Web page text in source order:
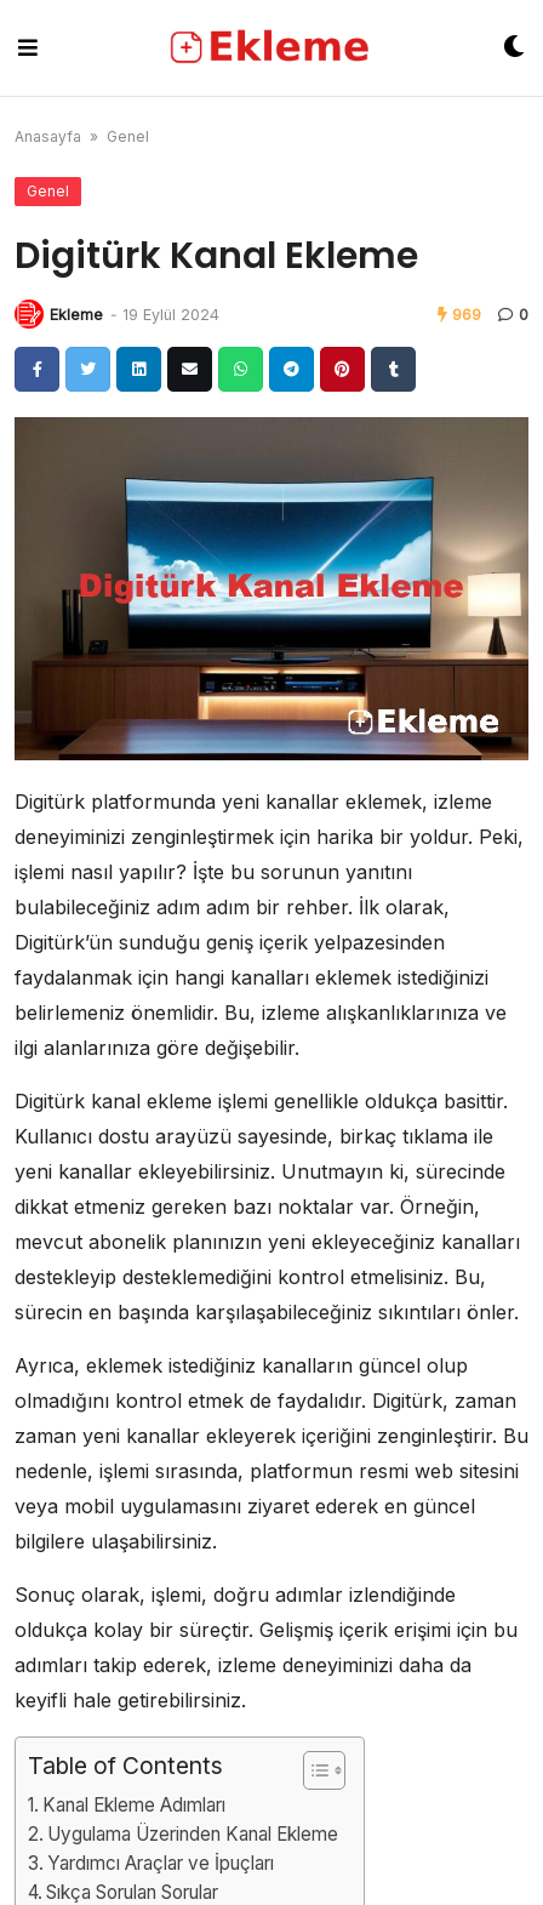
content
Anasayfa » Genel
Genel
Digitürk Kanal Ekleme
Ekleme - 19 Eylül 2024 969 0
Digitürk platformunda yeni kanallar eklemek, izleme
deneyiminizi zenginleştirmek için harika bir yoldur. Peki,
işlemi nasıl yapılır? İşte bu sorunun yanıtını
bulabileceğiniz adım adım bir rehber. İlk olarak,
Digitürk’ün sunduğu geniş içerik yelpazesinden
faydalanmak için hangi kanalları eklemek istediğinizi
belirlemeniz önemlidir. Bu, izleme alışkanlıklarınıza ve
ilgi alanlarınıza göre değişebilir.
Digitürk kanal ekleme işlemi genellikle oldukça basittir.
Kullanıcı dostu arayüzü sayesinde, birkaç tıklama ile
yeni kanallar ekleyebilirsiniz. Unutmayın ki, sürecinde
dikkat etmeniz gereken bazı noktalar var. Örneğin,
mevcut abonelik planınızın yeni ekleyeceğiniz kanalları
destekleyip desteklemediğini kontrol etmelisiniz. Bu,
sürecin en başında karşılaşabileceğiniz sıkıntıları önler.
Ayrıca, eklemek istediğiniz kanalların güncel olup
olmadığını kontrol etmek de faydalıdır. Digitürk, zaman
zaman yeni kanallar ekleyerek içeriğini zenginleştirir. Bu
nedenle, işlemi sırasında, platformun resmi web sitesini
veya mobil uygulamasını ziyaret ederek en güncel
bilgilere ulaşabilirsiniz.
Sonuç olarak, işlemi, doğru adımlar izlendiğinde
oldukça kolay bir süreçtir. Gelişmiş içerik erişimi için bu
adımları takip ederek, izleme deneyiminizi daha da
keyifli hale getirebilirsiniz.
Table of Contents
Kanal Ekleme Adımları
Uygulama Üzerinden Kanal Ekleme
Yardımcı Araçlar ve İpuçları
Sıkça Sorulan Sorular